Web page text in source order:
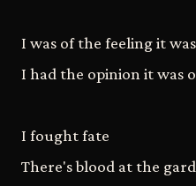
I was of the feeling it
I had the opinion it was
I fought fate
There's blood at the